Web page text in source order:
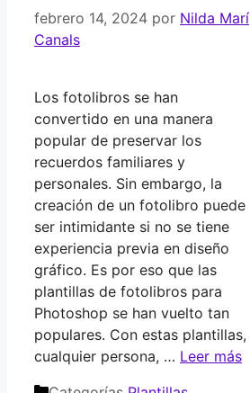
febrero 14, 2024 por Nilda Marí
Canals
Los fotolibros se han
convertido en una manera
popular de preservar los
recuerdos familiares y
personales. Sin embargo, la
creación de un fotolibro puede
ser intimidante si no se tiene
experiencia previa en diseño
gráfico. Es por eso que las
plantillas de fotolibros para
Photoshop se han vuelto tan
populares. Con estas plantillas,
cualquier persona, … Leer más